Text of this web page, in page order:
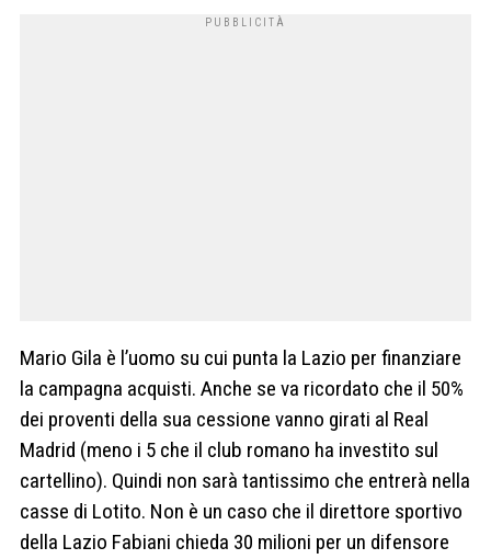
Mario Gila è l’uomo su cui punta la Lazio per finanziare
la campagna acquisti. Anche se va ricordato che il 50%
dei proventi della sua cessione vanno girati al Real
Madrid (meno i 5 che il club romano ha investito sul
cartellino). Quindi non sarà tantissimo che entrerà nella
casse di Lotito. Non è un caso che il direttore sportivo
della Lazio Fabiani chieda 30 milioni per un difensore